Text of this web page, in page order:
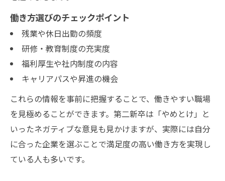
働き方選びのチェックポイント
残業や休日出勤の頻度
研修・教育制度の充実度
福利厚生や社内制度の内容
キャリアパスや昇進の機会
これらの情報を事前に把握することで、働きやすい職場
を見極めることができます。第二新卒は「やめとけ」と
いったネガティブな意見も見かけますが、実際には自分
に合った企業を選ぶことで満足度の高い働き方を実現し
ている人も多いです。